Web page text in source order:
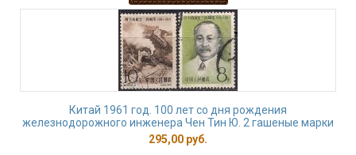
Китай 1961 год. 100 лет со дня рождения
железнодорожного инженера Чен Тин Ю. 2 гашеные марки
295,00 руб.